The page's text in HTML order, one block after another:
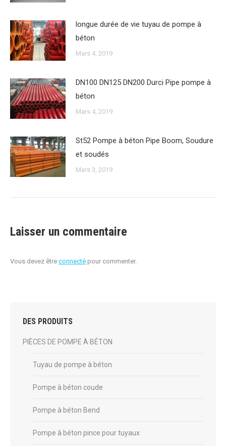
longue durée de vie tuyau de pompe à
béton
Mars 4, 2019
DN100 DN125 DN200 Durci Pipe pompe à
béton
Mars 4, 2019
St52 Pompe à béton Pipe Boom, Soudure
et soudés
Mars 3, 2019
Laisser un commentaire
Vous devez être connecté pour commenter.
DES PRODUITS
PIÈCES DE POMPE À BÉTON
Tuyau de pompe à béton
Pompe à béton coude
Pompe à béton Bend
Pompe à béton pince pour tuyaux